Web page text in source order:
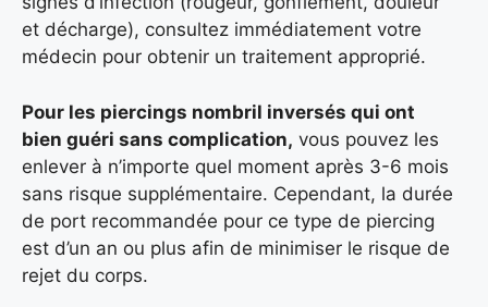
et décharge), consultez immédiatement votre
médecin pour obtenir un traitement approprié.
Pour les piercings nombril inversés qui ont
bien guéri sans complication, vous pouvez les
enlever à n’importe quel moment après 3-6 mois
sans risque supplémentaire. Cependant, la durée
de port recommandée pour ce type de piercing
est d’un an ou plus afin de minimiser le risque de
rejet du corps.